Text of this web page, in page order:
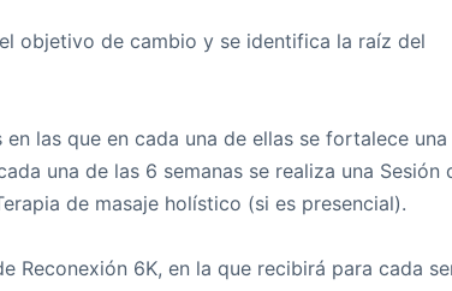
objetivo de cambio y se identifica la raíz del
las que en cada una de ellas se fortalece una
una de las 6 semanas se realiza una Sesión
de masaje holístico (si es presencial).
Reconexión 6K, en la que recibirá para cada